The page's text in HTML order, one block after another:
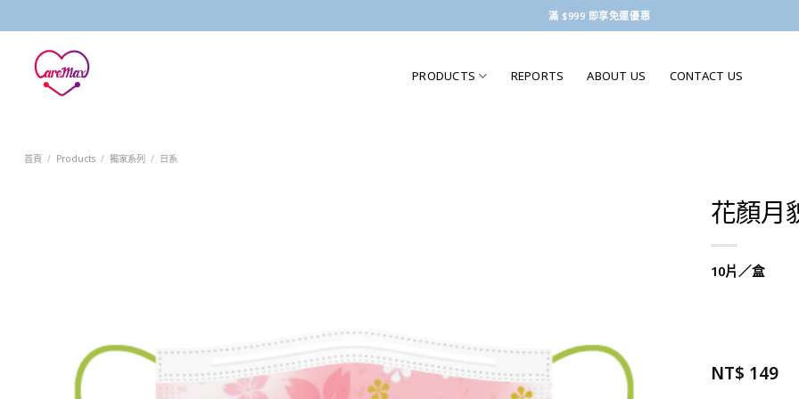
to
content
滿 $999 即享免運優惠
PRODUCTS REPORTS ABOUT US CONTACT US
首頁 / Products / 獨家系列 / 日系
花顏月
10片／盒
NT$ 149